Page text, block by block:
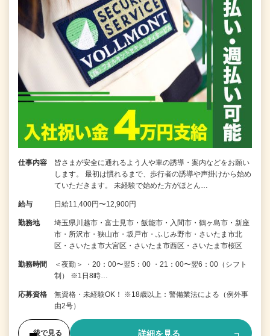
仕事内容
皆さまが安全に通れるよう人や車の誘導・案内などをお願い
します。 最初は慣れるまで、歩行者の誘導や声掛けから始め
ていただきます。 未経験で始めた方がほとん…
給与 日給11,400円〜12,900円
勤務地
埼玉県川越市・富士見市・飯能市・入間市・鶴ヶ島市・新座
市・所沢市・狭山市・坂戸市・ふじみ野市・さいたま市北
区・さいたま市大宮区・さいたま市西区・さいたま市桜区
勤務時間
＜夜勤＞ ・20：00〜翌5：00 ・21：00〜翌6：00（シフト
制） ※1日8時…
応募資格
無資格・未経験OK！ ※18歳以上：警備業法による（例外事
由2号）
後で見る 詳細を見る